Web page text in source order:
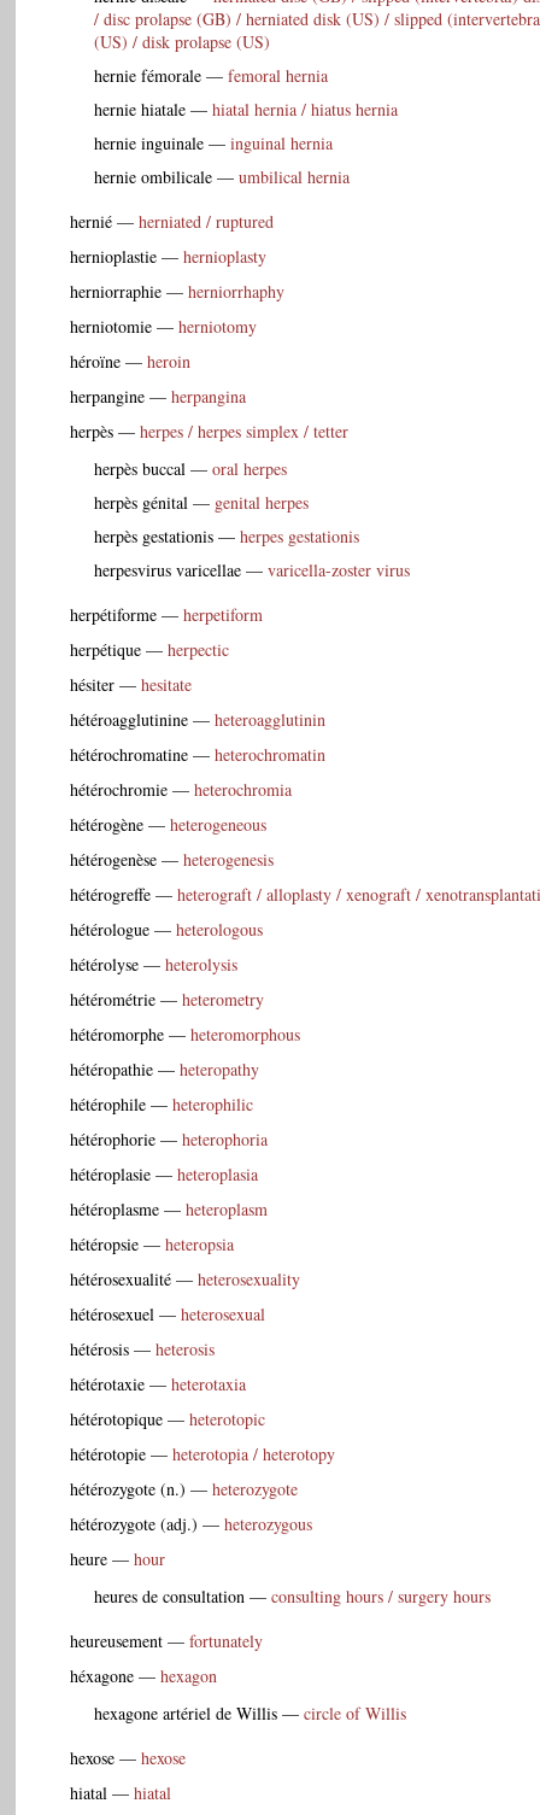
/ disc prolapse (GB) / herniated disk (US) / slipped
(US) / disk prolapse (US)
hernie fémorale — femoral hernia
hernie hiatale — hiatal hernia / hiatus hernia
hernie inguinale — inguinal hernia
hernie ombilicale — umbilical hernia
hernié — herniated / ruptured
hernioplastie — hernioplasty
herniorraphie — herniorrhaphy
herniotomie — herniotomy
héroïne — heroin
herpangine — herpangina
herpès — herpes / herpes simplex / tetter
herpès buccal — oral herpes
herpès génital — genital herpes
herpès gestationis — herpes gestationis
herpesvirus varicellae — varicella-zoster virus
herpétiforme — herpetiform
herpétique — herpectic
hésiter — hesitate
hétéroagglutinine — heteroagglutinin
hétérochromatine — heterochromatin
hétérochromie — heterochromia
hétérogène — heterogeneous
hétérogenèse — heterogenesis
hétérogreffe — heterograft / alloplasty / xenograft /
hétérologue — heterologous
hétérolyse — heterolysis
hétérométrie — heterometry
hétéromorphe — heteromorphous
hétéropathie — heteropathy
hétérophile — heterophilic
hétérophorie — heterophoria
hétéroplasie — heteroplasia
hétéroplasme — heteroplasm
hétéropsie — heteropsia
hétérosexualité — heterosexuality
hétérosexuel — heterosexual
hétérosis — heterosis
hétérotaxie — heterotaxia
hétérotopique — heterotopic
hétérotopie — heterotopia / heterotopy
hétérozygote (n.) — heterozygote
hétérozygote (adj.) — heterozygous
heure — hour
heures de consultation — consulting hours / surgery hours
heureusement — fortunately
héxagone — hexagon
hexagone artériel de Willis — circle of Willis
hexose — hexose
hiatal — hiatal